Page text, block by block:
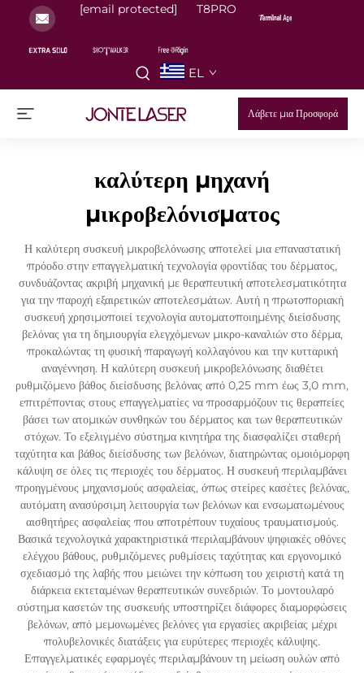
[email protected] T8PRO
EL
Λάβετε μια Προσφορά
καλύτερη μηχανή
μικροβελόνισματος
Η καλύτερη συσκευή μικροβελόνωσης αποτελεί μια επαναστατική
πρόοδο στην επαγγελματική τεχνολογία φροντίδας του δέρματος,
συνδυάζοντας ακριβή μηχανική με θεραπευτική αποτελεσματικότητα
για την παροχή εξαιρετικών αποτελεσμάτων. Αυτή η πρωτοποριακή
συσκευή χρησιμοποιεί τεχνολογία αυτοματοποιημένης διείσδυσης
βελόνας για τη δημιουργία ελεγχόμενων μικρο-καναλιών στο δέρμα,
προκαλώντας τη φυσική παραγωγή κολλαγόνου και την κυτταρική
αναγέννηση. Η καλύτερη συσκευή μικροβελόνωσης διαθέτει
ρυθμιζόμενο βάθος διείσδυσης βελόνας από 0,25 mm έως 3,0 mm,
επιτρέποντας στους επαγγελματίες να προσαρμόζουν τις θεραπείες
βάσει των ατομικών συνθηκών του δέρματος και των θεραπευτικών
στόχων. Το εξελιγμένο σύστημα κινητήρα της διασφαλίζει σταθερή
ταχύτητα και βάθος διείσδυσης των βελόνων, διατηρώντας ομοιόμορφη
κάλυψη σε όλες τις περιοχές του δέρματος. Η συσκευή περιλαμβάνει
προηγμένους μηχανισμούς ασφαλείας, όπως στείρες κασέτες βελόνας,
αυτόματη ανασύρσιμη λειτουργία των βελόνων και ενσωματωμένους
αισθητήρες ασφαλείας που αποτρέπουν τυχαίους τραυματισμούς.
Βασικά τεχνολογικά χαρακτηριστικά περιλαμβάνουν ψηφιακές οθόνες
ελέγχου βάθους, ρυθμιζόμενες ρυθμίσεις ταχύτητας και εργονομικό
σχεδιασμό της λαβής που μειώνει την κόπωση του χειριστή κατά τη
διάρκεια εκτεταμένων θεραπευτικών συνεδριών. Το μοντουλαρό
σύστημα κασετών της συσκευής υποστηρίζει διάφορες διαμορφώσεις
βελόνων, από μεμονωμένες βελόνες για εργασίες ακριβείας μέχρι
πολυβελονικές διατάξεις για ευρύτερες περιοχές κάλυψης.
Επαγγελματικές εφαρμογές περιλαμβάνουν τη μείωση ουλών από